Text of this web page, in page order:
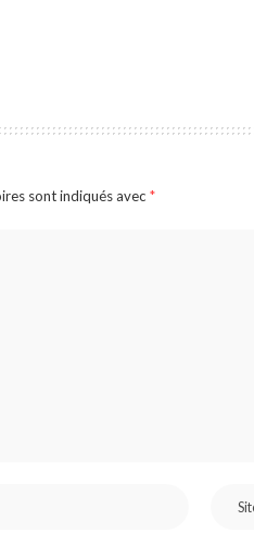
sont indiqués avec *